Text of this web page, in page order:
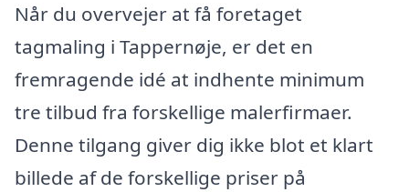
Når du overvejer at få foretaget
tagmaling i Tappernøje, er det en
fremragende idé at indhente minimum
tre tilbud fra forskellige malerfirmaer.
Denne tilgang giver dig ikke blot et klart
billede af de forskellige priser på